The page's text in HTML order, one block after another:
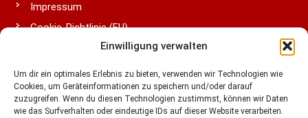
Einwilligung verwalten
Um dir ein optimales Erlebnis zu bieten, verwenden wir Technologien wie
Cookies, um Geräteinformationen zu speichern und/oder darauf
zuzugreifen. Wenn du diesen Technologien zustimmst, können wir Daten
wie das Surfverhalten oder eindeutige IDs auf dieser Website verarbeiten.
Impressum
Cookie-Richtlinie (EU)
LIGA & VERBÄNDE